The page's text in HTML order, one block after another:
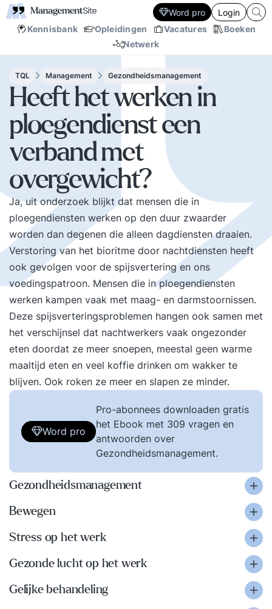
Kennisbank Opleidingen Vacatures
Boeken
Netwerk
Word pro Login
TQL Management Gezondheidsmanagement
Heeft het werken in
ploegendienst een
verband met
overgewicht?
Ja, uit onderzoek blijkt dat mensen die in
ploegendiensten werken op den duur zwaarder
worden dan degenen die alleen dagdiensten draaien.
Verstoring van het bioritme door nachtdiensten heeft
ook gevolgen voor de spijsvertering en ons
voedingspatroon. Mensen die in ploegendiensten
werken kampen vaak met maag- en darmstoornissen.
Deze spijsverteringsproblemen hangen ook samen met
het verschijnsel dat nachtwerkers vaak ongezonder
eten doordat ze meer snoepen, meestal geen warme
maaltijd eten en veel koffie drinken om wakker te
blijven. Ook roken ze meer en slapen ze minder.
Word pro
Pro-abonnees downloaden gratis
het Ebook met 309 vragen en
antwoorden over
Gezondheidsmanagement.
Gezondheidsmanagement
Bewegen
Stress op het werk
Gezonde lucht op het werk
Gelijke behandeling